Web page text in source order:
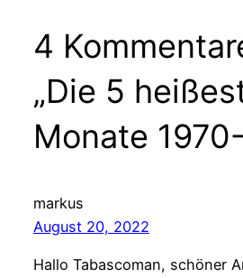
4
„Die 5
Monate
markus
August 20, 2022
Hallo Tabascoman, schöner